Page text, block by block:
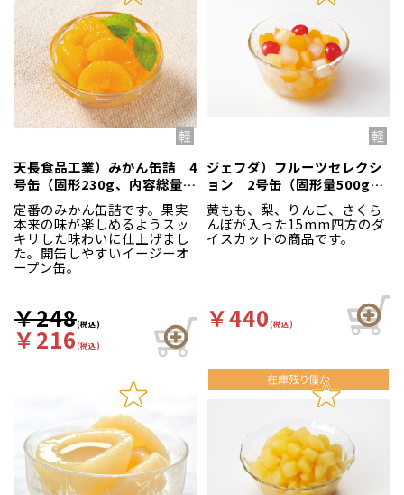
天長食品工業）みかん缶詰 4
号缶（固形230g、内容総量
450g）
定番のみかん缶詰です。果実
本来の味が楽しめるようスッ
キリした味わいに仕上げまし
た。開缶しやすいイージーオ
ープン缶。
￥248(税込)
￥216(税込)
ジェフダ）フルーツセレクシ
ョン 2号缶（固形量500g、
内容総量850g）
黄もも、梨、りんご、さくら
んぼが入った15mm四方のダ
イスカットの商品です。
￥440(税込)